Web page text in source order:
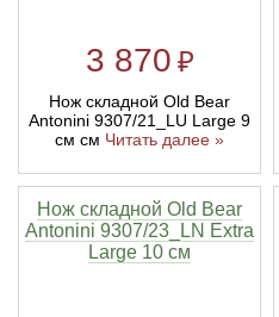
3 870 ₽
Нож складной Old Bear
Antonini 9307/21_LU Large 9
см см Читать далее »
Нож складной Old Bear
Antonini 9307/23_LN Extra
Large 10 см